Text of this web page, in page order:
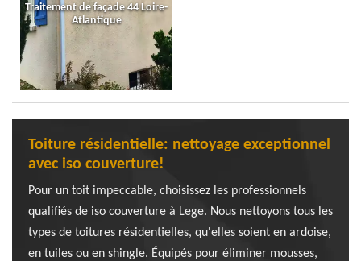
Traitement de façade 44 Loire-
Atlantique
Toiture résidentielle: nettoyage exceptionnel
avec iso couverture!
Pour un toit impeccable, choisissez les professionnels
qualifiés de iso couverture à Lege. Nous nettoyons tous les
types de toitures résidentielles, qu'elles soient en ardoise,
en tuiles ou en shingle. Équipés pour éliminer mousses,